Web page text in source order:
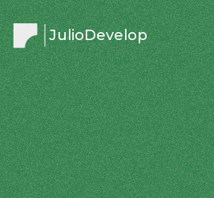
JulioDevelop